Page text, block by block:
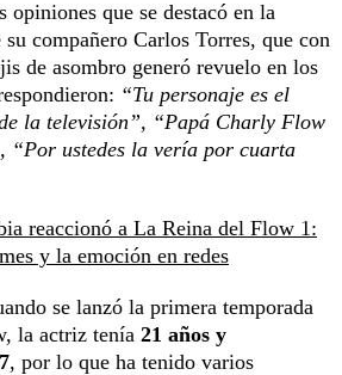
opiniones que se destacó en la
compañero Carlos Torres, que con
de asombro generó revuelo en los
“Tu personaje es el
la televisión”, “Papá Charly Flow
“Por ustedes la vería por cuarta
reaccionó a La Reina del Flow 1:
y la emoción en redes
se lanzó la primera temporada
la actriz tenía 21 años y
, por lo que ha tenido varios